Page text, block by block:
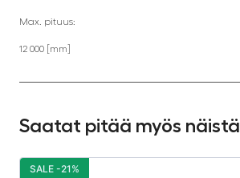
Max. pituus:
12 000 [mm]
Saatat pitää myös näistä
SALE -21%